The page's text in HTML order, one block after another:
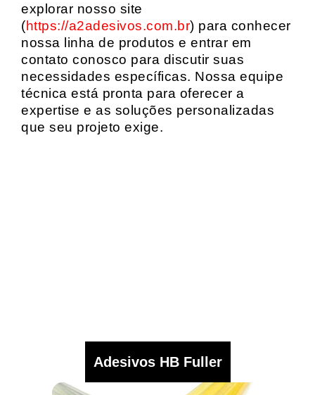
explorar nosso site
(https://a2adesivos.com.br) para conhecer
nossa linha de produtos e entrar em
contato conosco para discutir suas
necessidades específicas. Nossa equipe
técnica está pronta para oferecer a
expertise e as soluções personalizadas
que seu projeto exige.
Adesivos HB Fuller